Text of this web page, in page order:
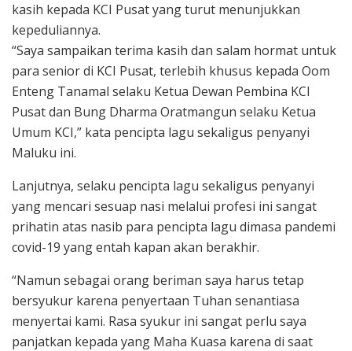
kasih kepada KCI Pusat yang turut menunjukkan
kepeduliannya.
“Saya sampaikan terima kasih dan salam hormat untuk
para senior di KCI Pusat, terlebih khusus kepada Oom
Enteng Tanamal selaku Ketua Dewan Pembina KCI
Pusat dan Bung Dharma Oratmangun selaku Ketua
Umum KCI,” kata pencipta lagu sekaligus penyanyi
Maluku ini.
Lanjutnya, selaku pencipta lagu sekaligus penyanyi
yang mencari sesuap nasi melalui profesi ini sangat
prihatin atas nasib para pencipta lagu dimasa pandemi
covid-19 yang entah kapan akan berakhir.
“Namun sebagai orang beriman saya harus tetap
bersyukur karena penyertaan Tuhan senantiasa
menyertai kami. Rasa syukur ini sangat perlu saya
panjatkan kepada yang Maha Kuasa karena di saat